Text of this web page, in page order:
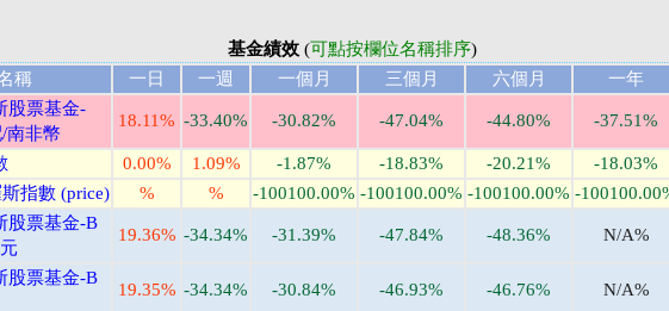
基金績效(可點按欄位名稱排序)
稱
一日 一週 一個月 三個月 六個月 一年
股票基金-
南非幣
18.11% -33.40% -30.82% -47.04% -44.80% -37.51%
0.00% 1.09% -1.87% -18.83% -20.21% -18.03%
指數 (price)
% % -100100.00% -100100.00% -100100.00% -
股票基金-B
19.36% -34.34% -31.39% -47.84% -48.36% N/A%
股票基金-B
19.35% -34.34% -30.84% -46.93% -46.76% N/A%